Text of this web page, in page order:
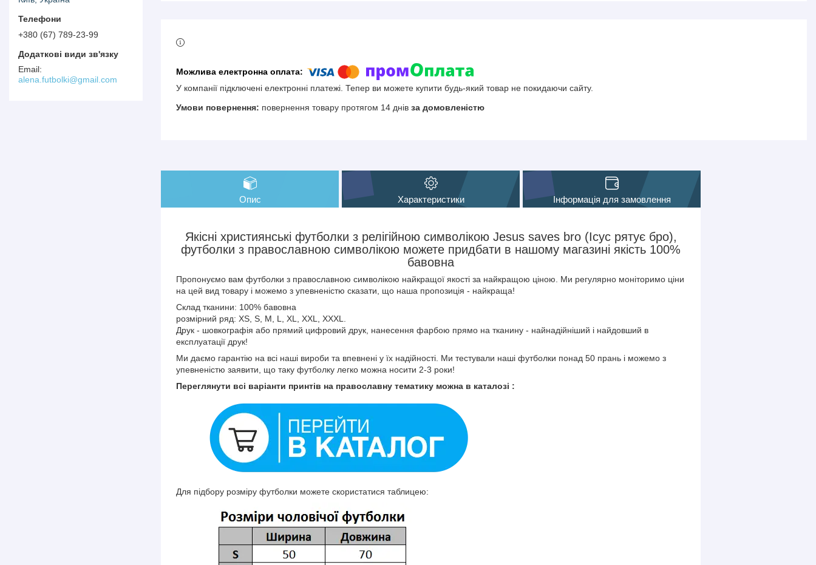
У компанії підключені електронні платежі. Тепер ви можете купити будь-який товар не покидаючи сайту.
повернення товару протягом 14 днів за домовленістю
Опис Характеристики Інформація для замовлення
Якісні християнські футболки з релігійною символікою Jesus saves bro (Ісус рятує бро),
футболки з православною символікою можете придбати в нашому магазині якість 100%
бавовна
Пропонуємо вам футболки з православною символікою найкращої якості за найкращою ціною. Ми регулярно моніторимо ціни
на цей вид товару і можемо з упевненістю сказати, що наша пропозиція - найкраща!
Склад тканини: 100% бавовна
розмірний ряд: XS, S, M, L, XL, XXL, XXXL.
Друк - шовкографія або прямий цифровий друк, нанесення фарбою прямо на тканину - найнадійніший і найдовший в
експлуатації друк!
Ми даємо гарантію на всі наші вироби та впевнені у їх надійності. Ми тестували наші футболки понад 50 прань і можемо з
упевненістю заявити, що таку футболку легко можна носити 2-3 роки!
Переглянути всі варіанти принтів на православну тематику можна в каталозі :
Для підбору розміру футболки можете скористатися таблицею:
+380 (67) 789-23-99
alena.futbolki@gmail.com